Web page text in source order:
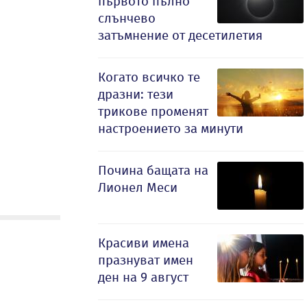
слънчево
затъмнение от десетилетия
Когато всичко те
дразни: тези
трикове променят
настроението за минути
Почина бащата на
Лионел Меси
Красиви имена
празнуват имен
ден на 9 август